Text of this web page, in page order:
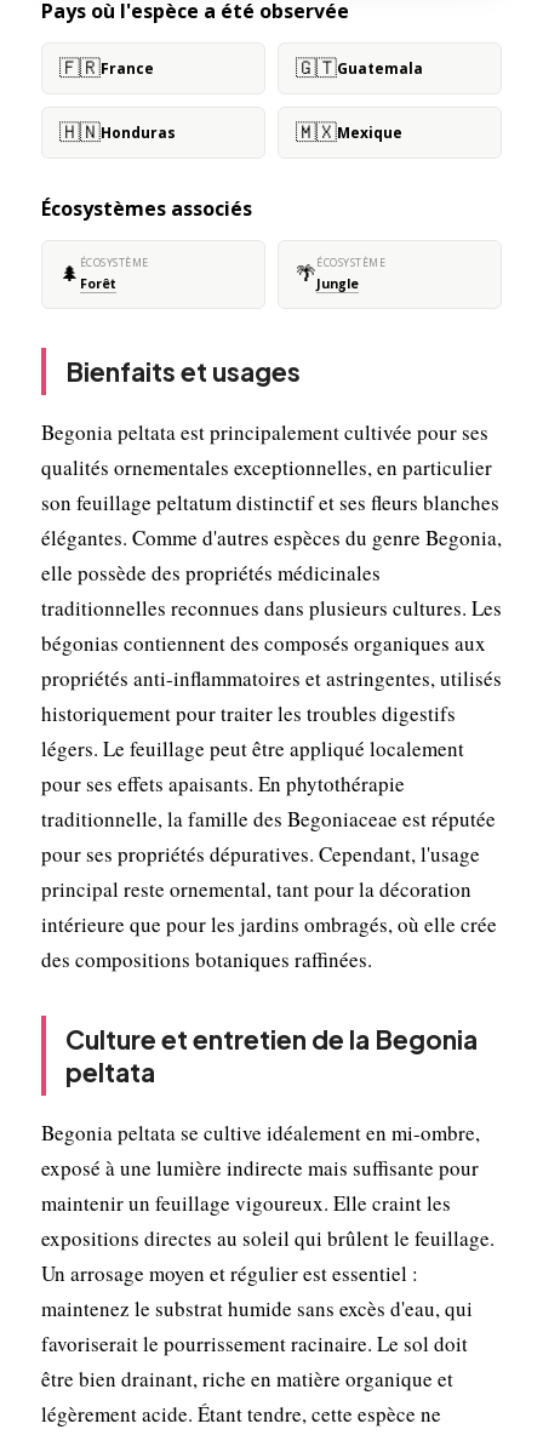
Pays où l'espèce a été observée
🇫🇷France 🇬🇹Guatemala
🇭🇳Honduras 🇲🇽Mexique
Écosystèmes associés
🌲 ÉCOSYSTÈME
Forêt 🌴ÉCOSYSTÈME
Jungle
Bienfaits et usages
Begonia peltata est principalement cultivée pour ses
qualités ornementales exceptionnelles, en particulier
son feuillage peltatum distinctif et ses fleurs blanches
élégantes. Comme d'autres espèces du genre Begonia,
elle possède des propriétés médicinales
traditionnelles reconnues dans plusieurs cultures. Les
bégonias contiennent des composés organiques aux
propriétés anti-inflammatoires et astringentes, utilisés
historiquement pour traiter les troubles digestifs
légers. Le feuillage peut être appliqué localement
pour ses effets apaisants. En phytothérapie
traditionnelle, la famille des Begoniaceae est réputée
pour ses propriétés dépuratives. Cependant, l'usage
principal reste ornemental, tant pour la décoration
intérieure que pour les jardins ombragés, où elle crée
des compositions botaniques raffinées.
Culture et entretien de la Begonia
peltata
Begonia peltata se cultive idéalement en mi-ombre,
exposé à une lumière indirecte mais suffisante pour
maintenir un feuillage vigoureux. Elle craint les
expositions directes au soleil qui brûlent le feuillage.
Un arrosage moyen et régulier est essentiel :
maintenez le substrat humide sans excès d'eau, qui
favoriserait le pourrissement racinaire. Le sol doit
être bien drainant, riche en matière organique et
légèrement acide. Étant tendre, cette espèce ne